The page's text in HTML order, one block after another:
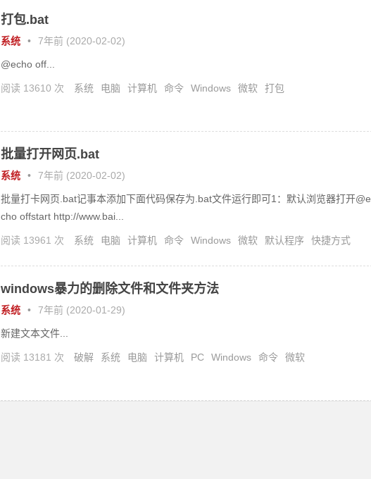
打包.bat
系统 • 7年前 (2020-02-02)
@echo off...
阅读 13610 次 系统 电脑 计算机 命令 Windows 微软 打包
批量打开网页.bat
系统 • 7年前 (2020-02-02)
批量打卡网页.bat记事本添加下面代码保存为.bat文件运行即可1：默认浏览器打开@e
cho offstart http://www.bai...
阅读 13961 次 系统 电脑 计算机 命令 Windows 微软 默认程序 快捷方式
windows暴力的删除文件和文件夹方法
系统 • 7年前 (2020-01-29)
新建文本文件...
阅读 13181 次 破解 系统 电脑 计算机 PC Windows 命令 微软